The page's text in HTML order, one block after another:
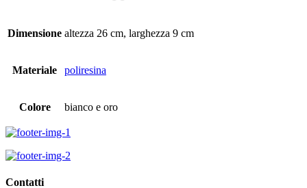
Dimensione altezza 26 cm, larghezza 9 cm
Materiale poliresina
Colore bianco e oro
Contatti